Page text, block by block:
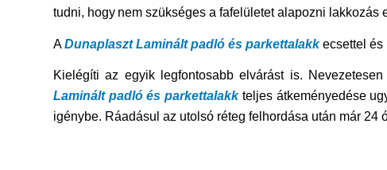
tudni, hogy nem szükséges a fafelületet alapozni lakkozás
ADunaplaszt Laminált padló és parkettalakkecsettel és
Kielégíti az egyik legfontosabb elvárást is.
Laminált padló és parkettalakkteljes átkeményedése
igénybe. Ráadásul az utolsó réteg felhordása után már 24